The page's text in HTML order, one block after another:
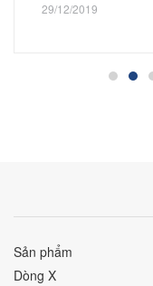
29/12/2019
Sản phẩm
Dòng X